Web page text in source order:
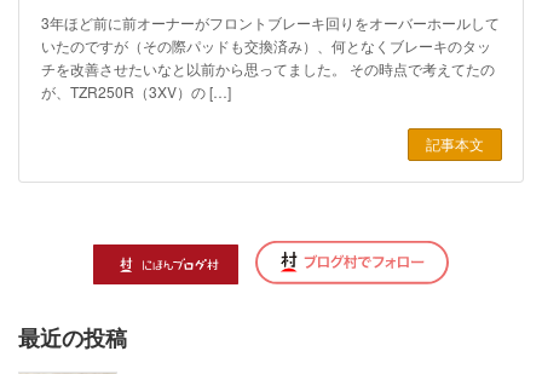
3年ほど前に前オーナーがフロントブレーキ回りをオーバーホールして
いたのですが（その際パッドも交換済み）、何となくブレーキのタッ
チを改善させたいなと以前から思ってました。 その時点で考えてたの
が、TZR250R（3XV）の […]
記事本文
最近の投稿